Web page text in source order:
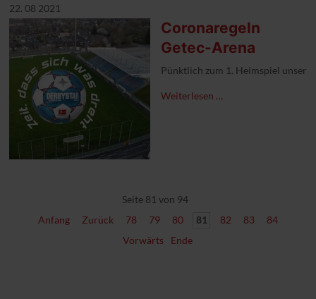
22. 08 2021
Coronaregeln
Getec-Arena
Pünktlich zum 1. Heimspiel
Weiterlesen …
Seite 81 von 94
Anfang
Zurück 78 79 80 81 82 83
84
Vorwärts
Ende